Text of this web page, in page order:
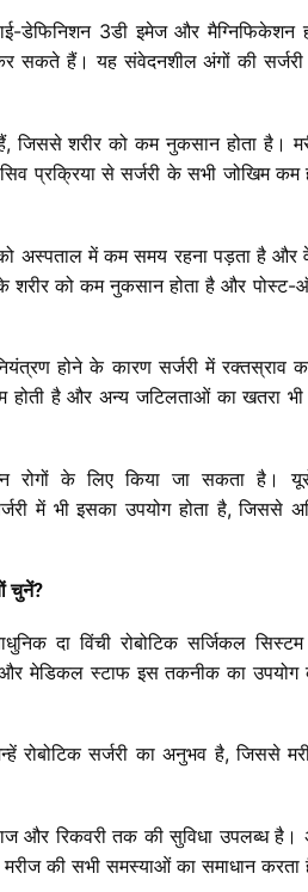
-डेफिनिशन3डी इमेज और मैग्निफिकेशन
सकते हैं। यह संवेदनशील अंगों की सर्जरी
,जिससे शरीर को कम नुकसान होता है।
प्रक्रिया से सर्जरी के सभी जोखिम कम
अस्पताल में कम समय रहना पड़ता है और
शरीर को कम नुकसान होता है और पोस्ट-
होने के कारण सर्जरी में रक्तस्राव
होती है और अन्य जटिलताओं का खतरा भी
रोगों के लिए किया जा सकता है।
में भी इसका उपयोग होता है,जिससे
चुनें?
दा विंची रोबोटिक सर्जिकल सिस्टम
मेडिकल स्टाफ इस तकनीक का उपयोग
रोबोटिक सर्जरी का अनुभव है,जिससे
और रिकवरी तक की सुविधा उपलब्ध है।
मरीज की सभी समस्याओं का समाधान करता